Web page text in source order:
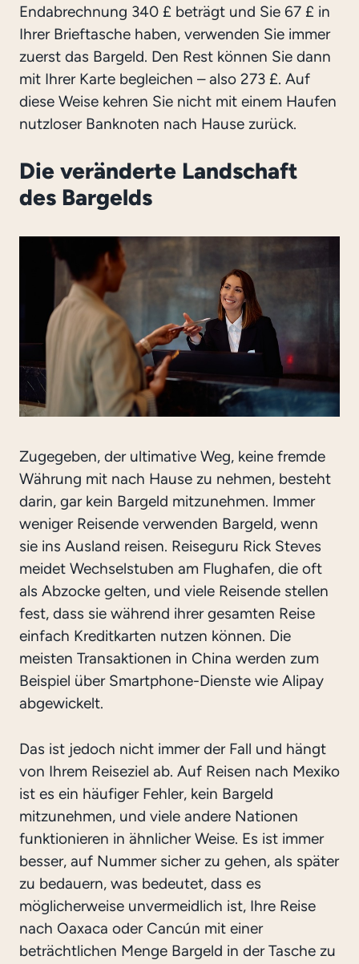
Endabrechnung 340 £ beträgt und Sie 67 £ in
Ihrer Brieftasche haben, verwenden Sie immer
zuerst das Bargeld. Den Rest können Sie dann
mit Ihrer Karte begleichen – also 273 £. Auf
diese Weise kehren Sie nicht mit einem Haufen
nutzloser Banknoten nach Hause zurück.
Die veränderte Landschaft
des Bargelds
Zugegeben, der ultimative Weg, keine fremde
Währung mit nach Hause zu nehmen, besteht
darin, gar kein Bargeld mitzunehmen. Immer
weniger Reisende verwenden Bargeld, wenn
sie ins Ausland reisen. Reiseguru Rick Steves
meidet Wechselstuben am Flughafen, die oft
als Abzocke gelten, und viele Reisende stellen
fest, dass sie während ihrer gesamten Reise
einfach Kreditkarten nutzen können. Die
meisten Transaktionen in China werden zum
Beispiel über Smartphone-Dienste wie Alipay
abgewickelt.
Das ist jedoch nicht immer der Fall und hängt
von Ihrem Reiseziel ab. Auf Reisen nach Mexiko
ist es ein häufiger Fehler, kein Bargeld
mitzunehmen, und viele andere Nationen
funktionieren in ähnlicher Weise. Es ist immer
besser, auf Nummer sicher zu gehen, als später
zu bedauern, was bedeutet, dass es
möglicherweise unvermeidlich ist, Ihre Reise
nach Oaxaca oder Cancún mit einer
beträchtlichen Menge Bargeld in der Tasche zu